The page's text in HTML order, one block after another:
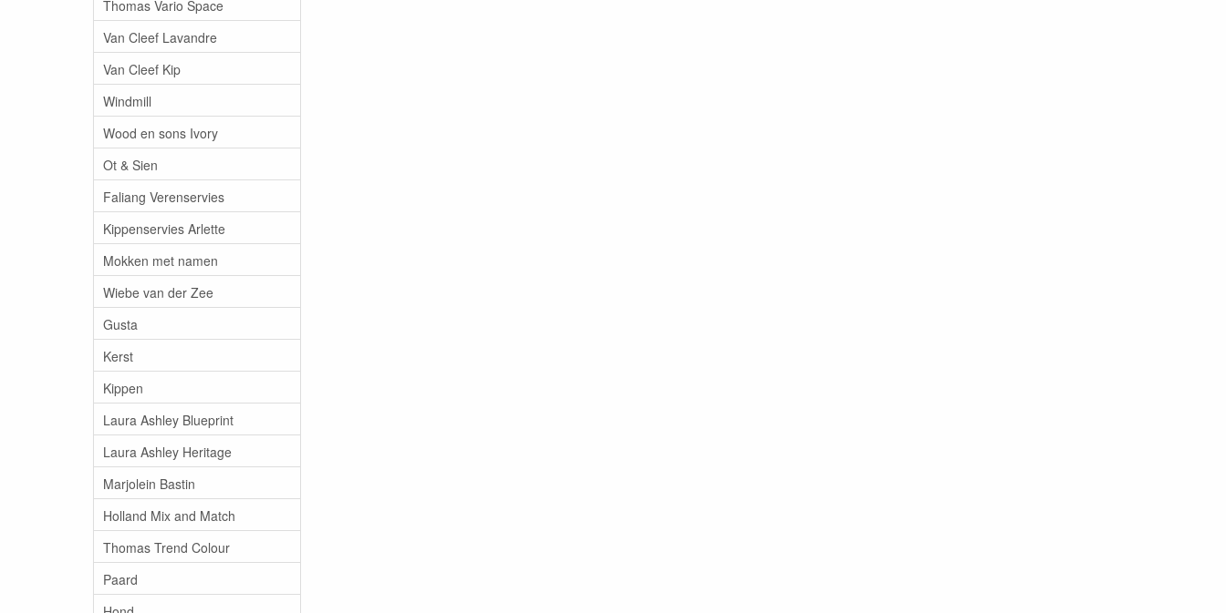
Thomas Vario Space
Van Cleef Lavandre
Van Cleef Kip
Windmill
Wood en sons Ivory
Ot & Sien
Faliang Verenservies
Kippenservies Arlette
Mokken met namen
Wiebe van der Zee
Gusta
Kerst
Kippen
Laura Ashley Blueprint
Laura Ashley Heritage
Marjolein Bastin
Holland Mix and Match
Thomas Trend Colour
Paard